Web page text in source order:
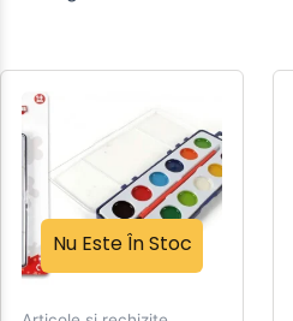
Nu Este În Stoc